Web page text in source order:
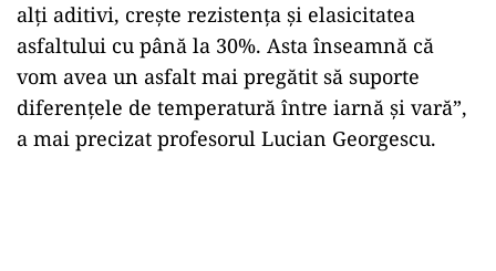
alți aditivi, crește rezistența și elasicitatea
asfaltului cu până la 30%. Asta înseamnă că
vom avea un asfalt mai pregătit să suporte
diferențele de temperatură între iarnă și vară”,
a mai precizat profesorul Lucian Georgescu.